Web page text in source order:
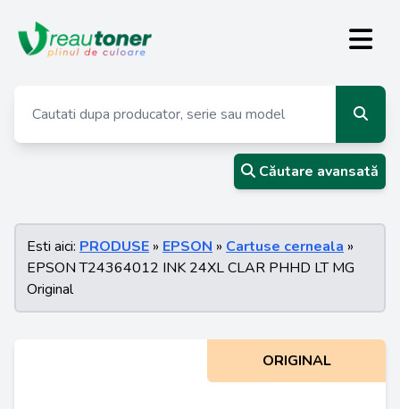
Căutare avansată
Esti aici: PRODUSE » EPSON » Cartuse cerneala »
EPSON T24364012 INK 24XL CLAR PHHD LT MG
Original
ORIGINAL